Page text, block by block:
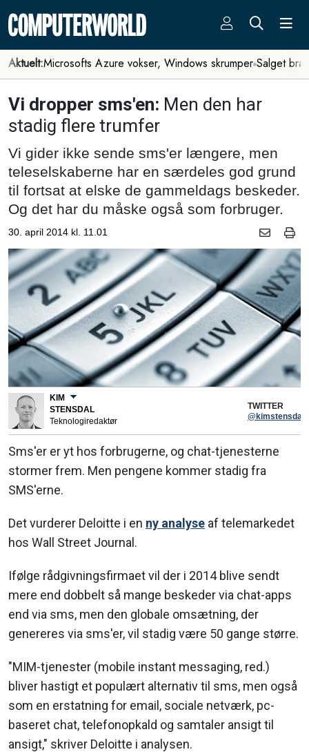
Aktuelt:Microsofts Azure vokser, Windows skrumper Salget
Vi dropper sms'en: Men den har
stadig flere trumfer
Vi gider ikke sende sms'er længere, men
teleselskaberne har en særdeles god grund
til fortsat at elske de gammeldags beskeder.
Og det har du måske også som forbruger.
30. april 2014 kl. 11.01
KIM
STENSDAL
Teknologiredaktør
TWITTER
@kimstensdal
Sms'er er yt hos forbrugerne, og chat-tjenesterne
stormer frem. Men pengene kommer stadig fra
SMS'erne.
Det vurderer Deloitte i en ny analyse af telemarkedet
hos Wall Street Journal.
Ifølge rådgivningsfirmaet vil der i 2014 blive sendt
mere end dobbelt så mange beskeder via chat-apps
end via sms, men den globale omsætning, der
genereres via sms'er, vil stadig være 50 gange større.
"MIM-tjenester (mobile instant messaging, red.)
bliver hastigt et populært alternativ til sms, men også
som en erstatning for email, sociale netværk, pc-
baseret chat, telefonopkald og samtaler ansigt til
ansigt," skriver Deloitte i analysen.